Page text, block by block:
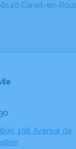
Canet-en-
196 Avenue de